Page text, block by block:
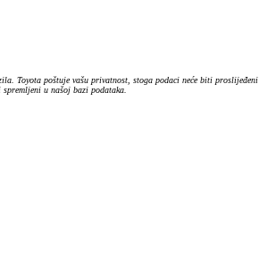
poštuje vašu privatnost, stoga podaci neće biti
u našoj bazi podataka.